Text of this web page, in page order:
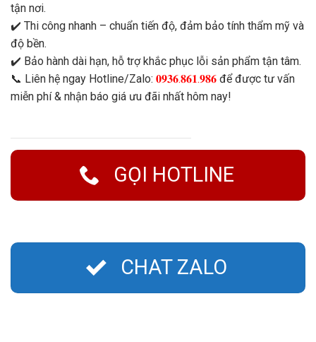
tận nơi.
✔️ Thi công nhanh – chuẩn tiến độ, đảm bảo tính thẩm mỹ và
độ bền.
✔️ Bảo hành dài hạn, hỗ trợ khắc phục lỗi sản phẩm tận tâm.
📞 Liên hệ ngay Hotline/Zalo: 𝟎𝟗𝟑𝟔.𝟖𝟔𝟏.𝟗𝟖𝟔 để được tư vấn
miễn phí & nhận báo giá ưu đãi nhất hôm nay!
GỌI HOTLINE
CHAT ZALO